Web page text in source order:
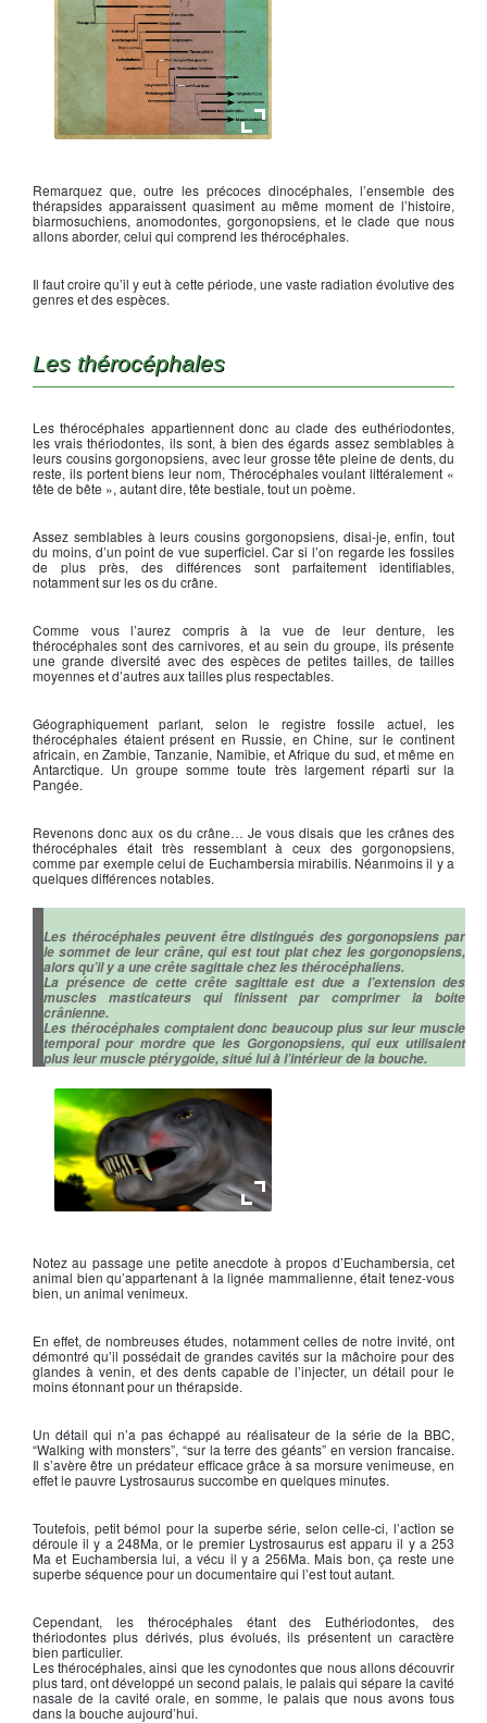
Remarquez que, outre les précoces dinocéphales, l’ensemble des
thérapsides apparaissent quasiment au même moment de l’histoire,
biarmosuchiens, anomodontes, gorgonopsiens, et le clade que nous
allons aborder, celui qui comprend les thérocéphales.
Il faut croire qu’il y eut à cette période, une vaste radiation évolutive des
genres et des espèces.
Les thérocéphales
Les thérocéphales appartiennent donc au clade des euthériodontes,
les vrais thériodontes, ils sont, à bien des égards assez semblables à
leurs cousins gorgonopsiens, avec leur grosse tête pleine de dents, du
reste, ils portent biens leur nom, Thérocéphales voulant littéralement «
tête de bête », autant dire, tête bestiale, tout un poème.
Assez semblables à leurs cousins gorgonopsiens, disai-je, enfin, tout
du moins, d’un point de vue superficiel. Car si l’on regarde les fossiles
de plus près, des différences sont parfaitement identifiables,
notamment sur les os du crâne.
Comme vous l’aurez compris à la vue de leur denture, les
thérocéphales sont des carnivores, et au sein du groupe, ils présente
une grande diversité avec des espèces de petites tailles, de tailles
moyennes et d’autres aux tailles plus respectables.
Géographiquement parlant, selon le registre fossile actuel, les
thérocéphales étaient présent en Russie, en Chine, sur le continent
africain, en Zambie, Tanzanie, Namibie, et Afrique du sud, et même en
Antarctique. Un groupe somme toute très largement réparti sur la
Pangée.
Revenons donc aux os du crâne… Je vous disais que les crânes des
thérocéphales était très ressemblant à ceux des gorgonopsiens,
comme par exemple celui de Euchambersia mirabilis. Néanmoins il y a
quelques différences notables.
Les thérocéphales peuvent être distingués des gorgonopsiens par
le sommet de leur crâne, qui est tout plat chez les gorgonopsiens,
alors qu’il y a une crête sagittale chez les thérocéphaliens.
La présence de cette crête sagittale est due a l’extension des
muscles masticateurs qui finissent par comprimer la boite
crânienne.
Les thérocéphales comptaient donc beaucoup plus sur leur muscle
temporal pour mordre que les Gorgonopsiens, qui eux utilisaient
plus leur muscle ptérygoide, situé lui à l’intérieur de la bouche.
Notez au passage une petite anecdote à propos d’Euchambersia, cet
animal bien qu’appartenant à la lignée mammalienne, était tenez-vous
bien, un animal venimeux.
En effet, de nombreuses études, notamment celles de notre invité, ont
démontré qu’il possédait de grandes cavités sur la mâchoire pour des
glandes à venin, et des dents capable de l’injecter, un détail pour le
moins étonnant pour un thérapside.
Un détail qui n’a pas échappé au réalisateur de la série de la BBC,
“Walking with monsters”, “sur la terre des géants” en version francaise.
Il s’avère être un prédateur efficace grâce à sa morsure venimeuse, en
effet le pauvre Lystrosaurus succombe en quelques minutes.
Toutefois, petit bémol pour la superbe série, selon celle-ci, l’action se
déroule il y a 248Ma, or le premier Lystrosaurus est apparu il y a 253
Ma et Euchambersia lui, a vécu il y a 256Ma. Mais bon, ça reste une
superbe séquence pour un documentaire qui l’est tout autant.
Cependant, les thérocéphales étant des Euthériodontes, des
thériodontes plus dérivés, plus évolués, ils présentent un caractère
bien particulier.
Les thérocéphales, ainsi que les cynodontes que nous allons découvrir
plus tard, ont développé un second palais, le palais qui sépare la cavité
nasale de la cavité orale, en somme, le palais que nous avons tous
dans la bouche aujourd’hui.